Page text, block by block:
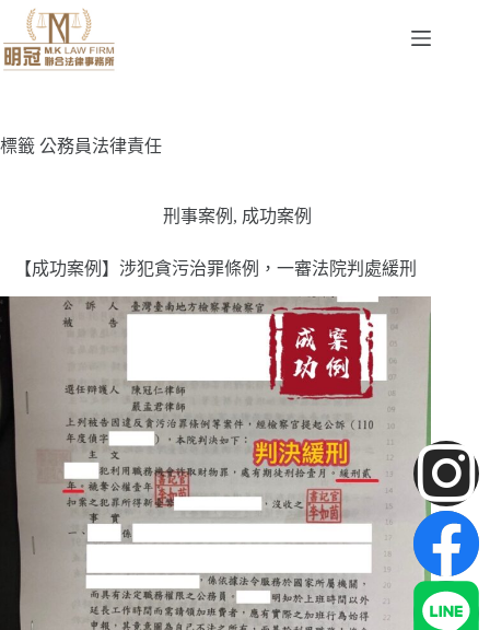
標籤 公務員法律責任
刑事案例 , 成功案例
【成功案例】涉犯貪污治罪條例，一審法院判處緩刑